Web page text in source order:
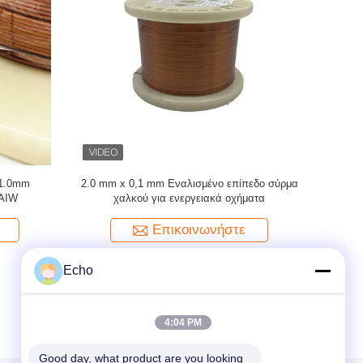
σύρμα
0.1mm Υπερτελής σφραγισμένη ορθογώνια /
επίπεδη μαγνήτης περιστρεφόμενο χαλκό
Επικοινωνήστε
Echo
4:04 PM
Good day, what product are you looking